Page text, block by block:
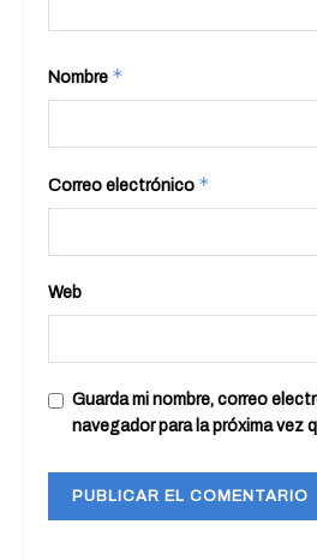
Nombre *
Correo electrónico *
Web
Guarda mi nombre, correo
navegador para la próxima vez